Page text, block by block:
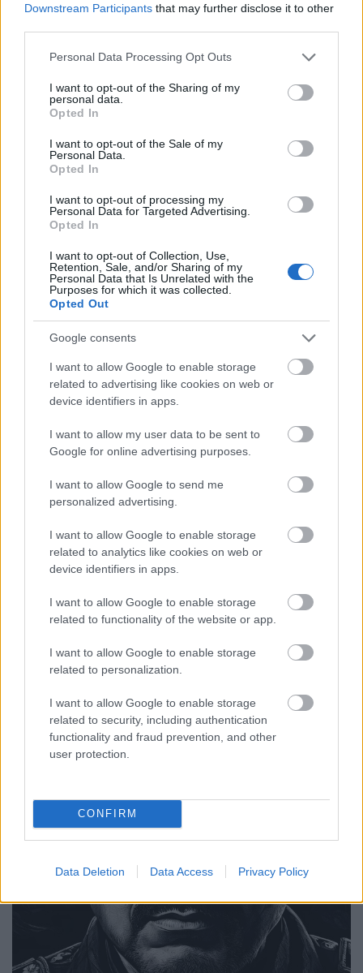
Downstream Participants that may further disclose it to other
Please note that this website/app uses one or more Google
not limited to your visit or usage behaviour. You may click to
grant or deny consent to Google and its third-party tags to
use your data for below specified purposes in below Google
consent section.
Personal Data Processing Opt Outs
I want to opt-out of the Sharing of my
personal data.
Opted In
I want to opt-out of the Sale of my
Personal Data.
Opted In
I want to opt-out of processing my
Personal Data for Targeted Advertising.
Opted In
I want to opt-out of Collection, Use,
Retention, Sale, and/or Sharing of my
Personal Data that Is Unrelated with the
Purposes for which it was collected.
Opted Out
Google consents
I want to allow Google to enable storage
related to advertising like cookies on web or
device identifiers in apps.
I want to allow my user data to be sent to
Google for online advertising purposes.
I want to allow Google to send me
personalized advertising.
I want to allow Google to enable storage
related to analytics like cookies on web or
device identifiers in apps.
I want to allow Google to enable storage
related to functionality of the website or app.
I want to allow Google to enable storage
related to personalization.
I want to allow Google to enable storage
related to security, including authentication
functionality and fraud prevention, and other
user protection.
CONFIRM
Data Deletion Data Access Privacy Policy
Szele Tamás: A GRU árnyékháborúja
Szele Tamás•2025. április 26.
Folytassuk ott, ahol tegnap abbahagytuk: lássuk a
Dossier Center elemző tanulmánya alapján, hol is
terem a GRU-ügynök? Az bizony a mocsárból,
posványból, alvilágból érkezik, mármint a
végrehajtó – az egyetemet végzett, kiválóan képzett
tiszteket már nem engedik terepre, vigyáznak rájuk.
Az akciókat…
Szele Tamás: Béketervekről
Szele Tamás• 2025. április 26.
Magyar idő szerint tegnap délután villámként futott
végig a világsajtón, miszerint nyilvánosságra került
természetesen az amerikai, a másikuk az európai-
ukrán megközelítést tartalmazza. Én a Meduza
nyomán ismertetném mindkettőt, de elemezném is
pár szóban,…